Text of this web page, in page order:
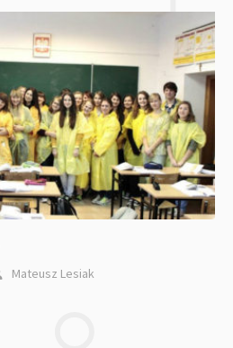
Mateusz Lesiak